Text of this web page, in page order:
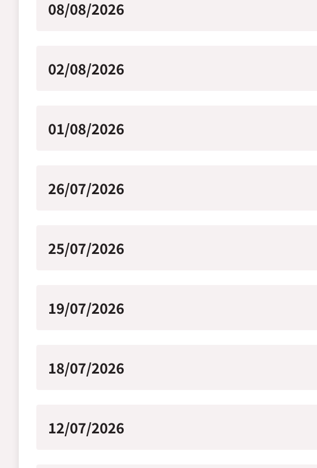
08/08/2026
02/08/2026
01/08/2026
26/07/2026
25/07/2026
19/07/2026
18/07/2026
12/07/2026